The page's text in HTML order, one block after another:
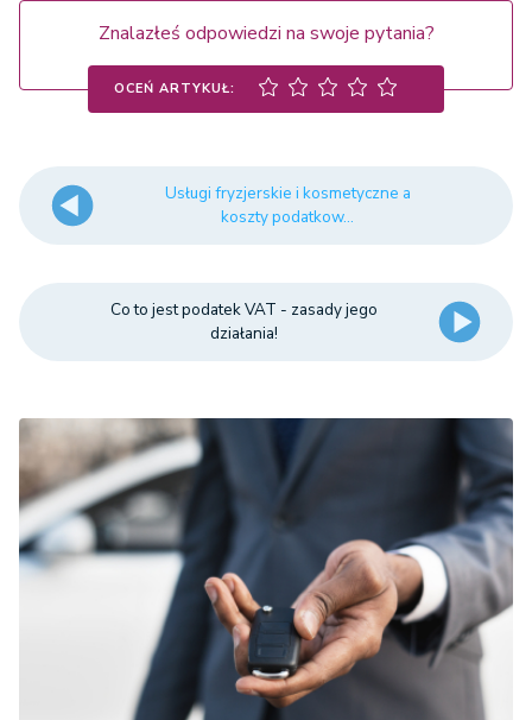
Znalazłeś odpowiedzi na swoje pytania?
OCEŃ ARTYKUŁ:
Usługi fryzjerskie i kosmetyczne a
koszty podatkow...
Co to jest podatek VAT - zasady jego
działania!